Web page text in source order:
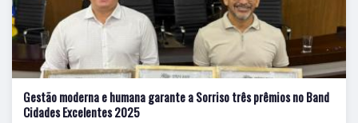
Gestão moderna e humana garante a Sorriso três prêmios no Band
Cidades Excelentes 2025